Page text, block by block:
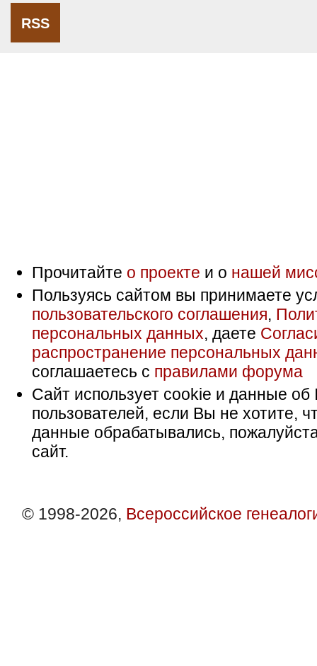
RSS
Прочитайте о проекте и о нашей
Пользуясь сайтом вы принимаете
пользовательского соглашения,
персональных данных, даете
распространение персональных
соглашаетесь с правилами форума
Сайт использует cookie и данные об
пользователей, если Вы не хотите,
данные обрабатывались,
сайт.
© 1998-2026, Всероссийское